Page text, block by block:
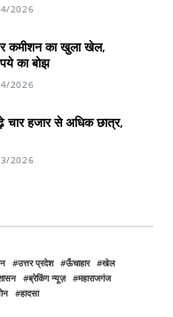
2026
कमीशन का खुला खेल,
का बोझ
2026
चार हजार से अधिक छात्र,
2026
उत्तर प्रदेश ऊँचाहार
खेल
ब्रेकिंग न्यूज़
महाराजगंज
हादसा